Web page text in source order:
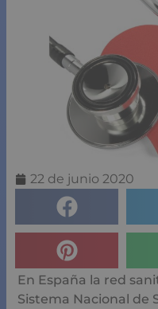
22 de junio 2020
En España la red
Nacional de Salud. Sin